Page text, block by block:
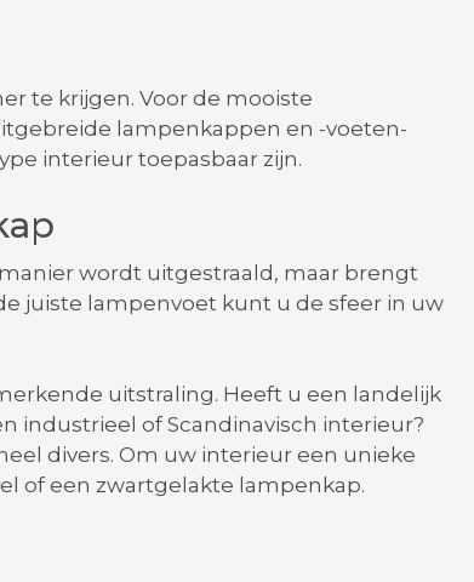
te krijgen. Voor de mooiste
lampenkappen en -voeten-
interieur toepasbaar zijn.
wordt uitgestraald, maar brengt
juiste lampenvoet kunt u de sfeer in uw
uitstraling. Heeft u een landelijk
industrieel of Scandinavisch interieur?
divers. Om uw interieur een unieke
of een zwartgelakte lampenkap.